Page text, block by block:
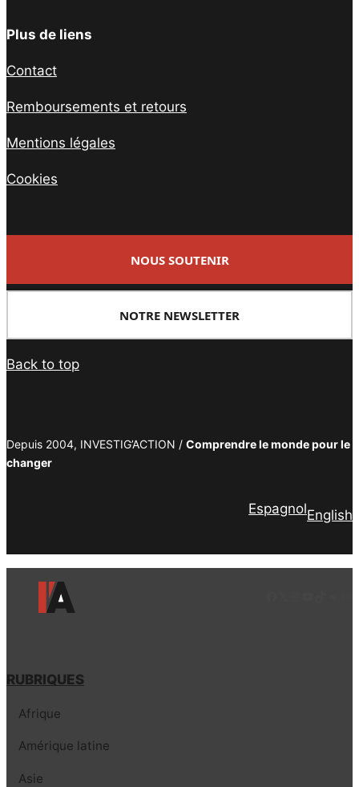
Plus de liens
Contact
Remboursements et retours
Mentions légales
Cookies
NOUS SOUTENIR
NOTRE NEWSLETTER
Back to top
Depuis 2004, INVESTIG’ACTION / Comprendre le monde pour le
changer
EspagnolEnglish
RUBRIQUES
Afrique
Amérique latine
Asie